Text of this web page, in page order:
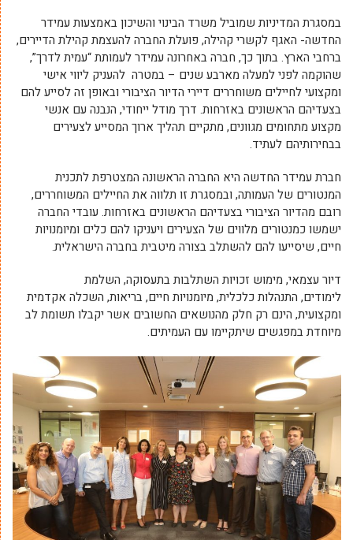
במסגרת המדיניות שמוביל משרד הבינוי והשיכון באמצעות עמידר
החדשה- האגף לקשרי קהילה, פועלת החברה להעצמת קהילת הדיירים,
ברחבי הארץ. בתוך כך, חברה באחרונה עמידר לעמותת “עמית לדרך”,
שהוקמה לפני למעלה מארבע שנים – במטרה להעניק ליווי אישי
ומקצועי לחיילים משוחררים דיירי הדיור הציבורי ובאופן זה לסייע להם
בצעדיהם הראשונים באזרחות. דרך מודל ייחודי, הנבנה עם אנשי
מקצוע מתחומים מגוונים, מתקיים תהליך ארוך המסייע לצעירים
בבחירותיהם לעתיד.
חברת עמידר החדשה היא החברה הראשונה המצטרפת לתכנית
המנטורים של העמותה, ובמסגרת זו תלווה את החיילים המשוחררים,
רובם מהדיור הציבורי בצעדיהם הראשונים באזרחות. עובדי החברה
ישמשו כמנטורים מלווים של הצעירים ויעניקו להם כלים ומיומנויות
חיים, שיסייעו להם להשתלב בצורה מיטבית בחברה הישראלית.
דיור עצמאי, מימוש זכויות השתלבות בתעסוקה, השלמת
לימודים, התנהלות כלכלית, מיומנויות חיים, בריאות, השכלה אקדמית
ומקצועית, הינם רק חלק מהנושאים החשובים אשר יקבלו תשומת לב
מיוחדת במפגשים שיתקיימו עם העמיתים.